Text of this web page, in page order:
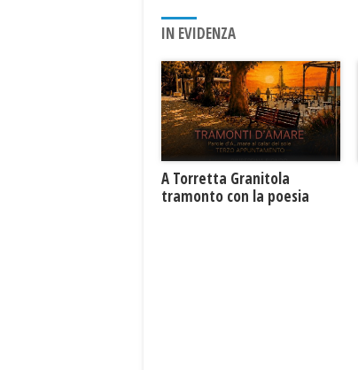
IN EVIDENZA
​A Torretta Granitola
tramonto con la poesia